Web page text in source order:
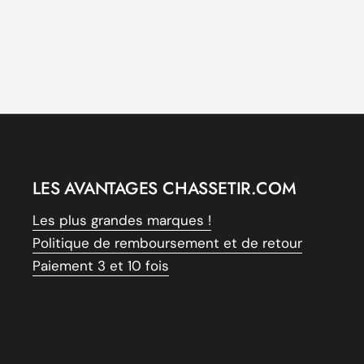
LES AVANTAGES CHASSETIR.COM
Les plus grandes marques !
Politique de remboursement et de retour
Paiement 3 et 10 fois